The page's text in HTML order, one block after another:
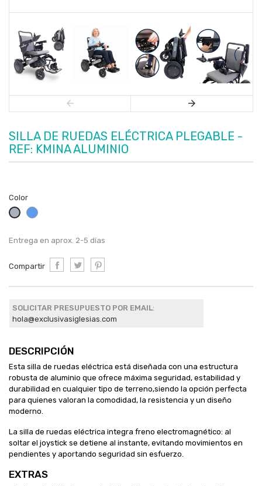
SILLA DE RUEDAS ELÉCTRICA PLEGABLE -
REF: KMINA ALUMINIO
Color
Gris
Azul
Entrega en aprox. 2-5 días
Compartir
SOLICITAR PRESUPUESTO POR EMAIL:
hola@exclusivasiglesias.com
DESCRIPCIÓN
Esta silla de ruedas eléctrica está diseñada con una estructura
robusta de aluminio que ofrece máxima seguridad, estabilidad y
durabilidad en cualquier tipo de terreno,siendo la opción perfecta
para quienes valoran la comodidad, la resistencia y un diseño
moderno.
La silla de ruedas eléctrica integra freno electromagnético: al
soltar el joystick se detiene al instante, evitando movimientos en
pendientes y aportando seguridad sin esfuerzo.
EXTRAS